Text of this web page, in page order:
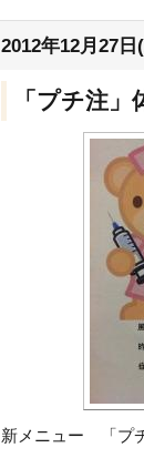
2012年12月27日
「プチ注」
新メニュー 「プ